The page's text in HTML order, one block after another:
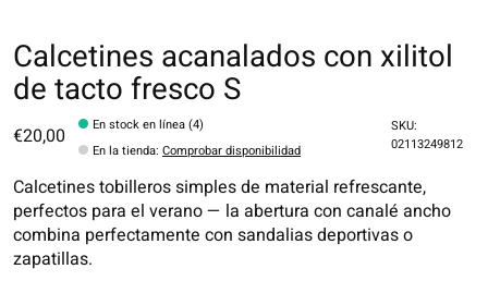
Calcetines acanalados con xilitol
de tacto fresco S
€20,00
En stock en línea (4)
En la tienda:Comprobar disponibilidad
SKU:
02113249812
Calcetines tobilleros simples de material refrescante,
perfectos para el verano — la abertura con canalé ancho
combina perfectamente con sandalias deportivas o
zapatillas.